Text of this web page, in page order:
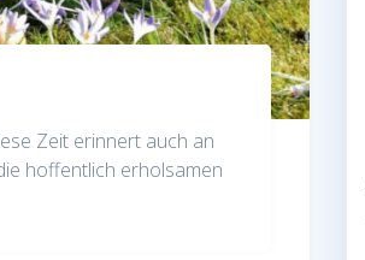
Zeit erinnert auch an
hoffentlich erholsamen